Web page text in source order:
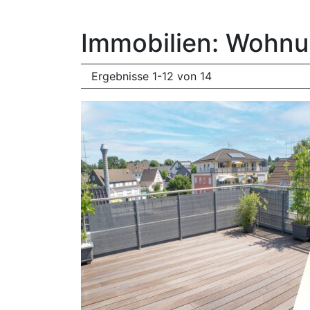
Immobilien:
Ergebnisse 1-12 von 14